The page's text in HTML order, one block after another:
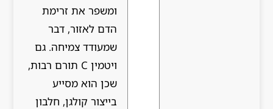
ומשפר את זרימת
הדם לאזור, דבר
שמעודד צמיחה. גם
ויטמין C תורם רבות,
שכן הוא מסייע
בייצור קולגן, חלבון